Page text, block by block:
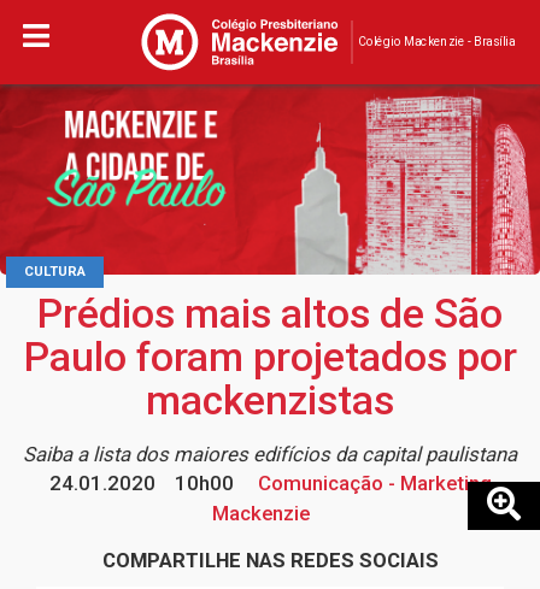
Colégio Mackenzie - Brasília
CULTURA
Prédios mais altos de São
Paulo foram projetados por
mackenzistas
Saiba a lista dos maiores edifícios da capital paulistana
24.01.2020
10h00
Comunicação - Marketing
Mackenzie
COMPARTILHE NAS REDES SOCIAIS